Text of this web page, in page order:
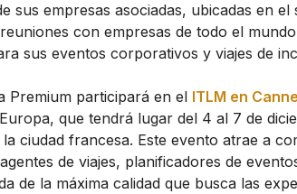
sus empresas asociadas, ubicadas en el
con empresas de todo el
sus eventos corporativos y viajes de
Premium participará en el ITLM en
que tendrá lugar del 4 al 7 de
la ciudad francesa. Este evento atrae a
de viajes, planificadores de
de la máxima calidad que busca las